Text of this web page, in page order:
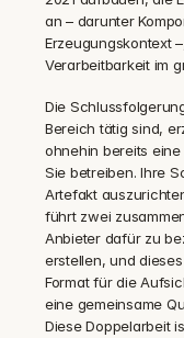
an – darunter
Erzeugungskontext
Verarbeitbarkeit im
Die
Bereich tätig sind,
ohnehin bereits
Sie betreiben. Ihre
Artefakt
führt zwei
Anbieter dafür zu
erstellen, und
Format für die
eine gemeinsame
Diese Doppelarbeit